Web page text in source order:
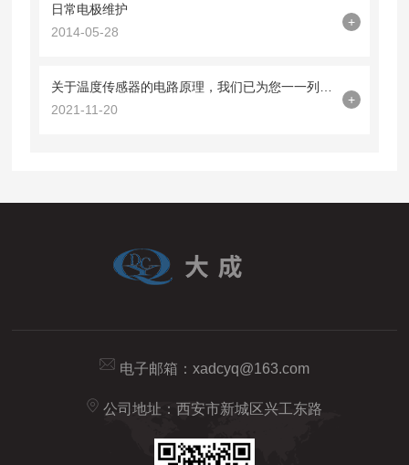
日常电极维护
2014-05-28
+
2021-11-20
+
电子邮箱： xadcyq@163.com
公司地址：西安市新城区兴工东路